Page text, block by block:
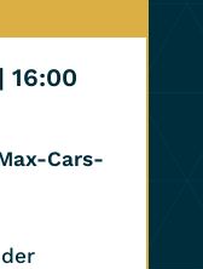
| 16:00
Cars-